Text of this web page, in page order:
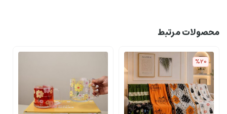
محصولات مرتبط
%20